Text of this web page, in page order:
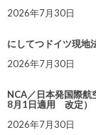
2026年7月30日
にしてつドイツ現地
2026年7月30日
NCA／日本発国際
8月1日適用 改定）
2026年7月30日